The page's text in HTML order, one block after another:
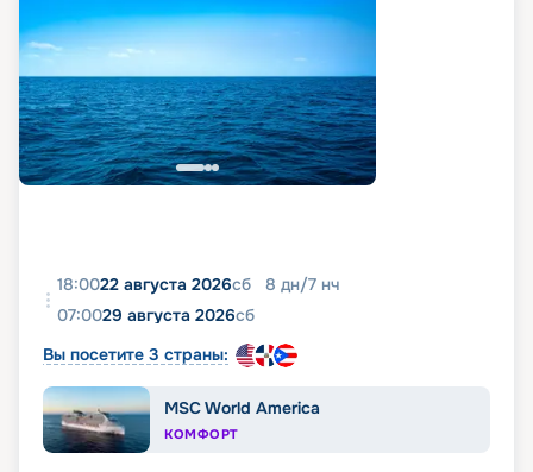
18:0022 августа 2026сб 8 дн/7 нч
07:0029 августа 2026сб
Вы посетите 3 страны:
MSC World America
КОМФОРТ